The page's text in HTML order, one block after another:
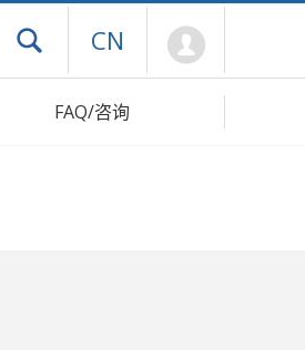
打开抽屉菜单
CN
FAQ/咨询